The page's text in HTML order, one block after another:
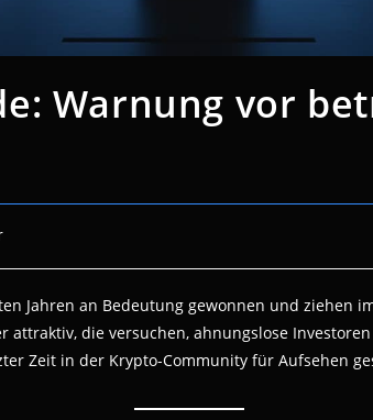
Warnung vor
Jahren an Bedeutung gewonnen und ziehen
die versuchen, ahnungslose
Zeit in der Krypto-Community für Aufsehen